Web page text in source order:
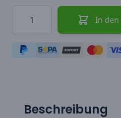
In
Beschreibung